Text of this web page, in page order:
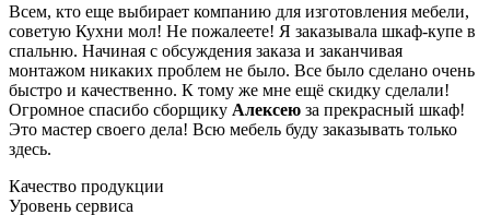
Всем, кто еще выбирает компанию для изготовления мебели,
советую Кухни мол! Не пожалеете! Я заказывала шкаф-купе в
спальню. Начиная с обсуждения заказа и заканчивая
монтажом никаких проблем не было. Все было сделано очень
быстро и качественно. К тому же мне ещё скидку сделали!
Огромное спасибо сборщику Алексею за прекрасный шкаф!
Это мастер своего дела! Всю мебель буду заказывать только
здесь.
Качество продукции
Уровень сервиса